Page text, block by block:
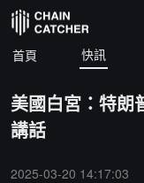
首頁 快訊
美國白宮：特朗
講話
2025-03-20 14:17:03